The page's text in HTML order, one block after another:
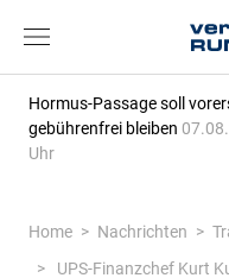
Hormus-Passage soll
gebührenfrei bleiben
Uhr
Home Nachrichten
UPS-Finanzchef Kurt